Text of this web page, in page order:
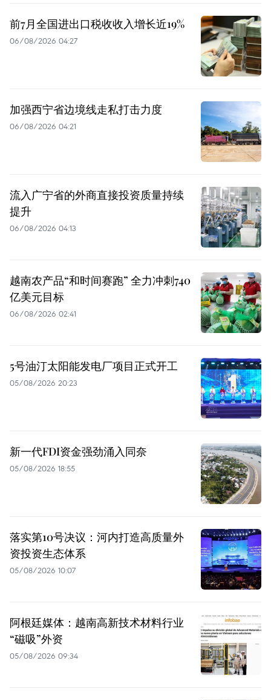
前7月全国进出口税收收入增长近19%
06/08/2026 04:27
加强西宁省边境线走私打击力度
06/08/2026 04:21
流入广宁省的外商直接投资质量持续
提升
06/08/2026 04:13
越南农产品“和时间赛跑” 全力冲刺740
亿美元目标
06/08/2026 02:41
5号油汀太阳能发电厂项目正式开工
05/08/2026 20:23
新一代FDI资金强劲涌入同奈
05/08/2026 18:55
落实第10号决议：河内打造高质量外
资投资生态体系
05/08/2026 10:07
阿根廷媒体：越南高新技术材料行业
“磁吸”外资
05/08/2026 09:34